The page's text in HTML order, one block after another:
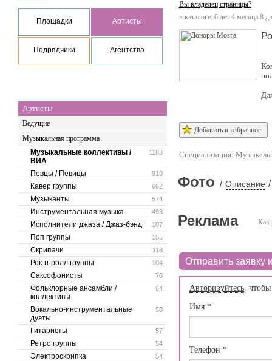
Площадки Артисты
Подрядчики Агентства
Артисты
Ведущие
Музыкальная программа
1183
Музыкальные коллективы /
ВИА
910
Певцы / Певицы
662
Кавер группы
574
Музыканты
493
Инструментальная музыка
187
Исполнители джаза / Джаз-бэнд
155
Поп группы
118
Скрипачи
104
Рок-н-ролл группы
76
Саксофонисты
64
Фольклорные ансамбли /
коллективы
58
Вокально-инструментальные
дуэты
57
Гитаристы
54
Ретро группы
54
Электроскрипка
Вы владелец страницы?
в каталоге: 6 лет 4 месяца 8
Добавить в избранное
Специализация:
Фото / Описание /
Как
Реклама
Отправить заявку
Авторизуйтесь,
Имя *
Телефон *